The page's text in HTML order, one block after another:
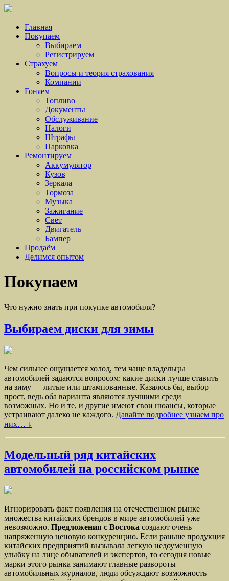
Главная
Покупаем
Выбираем
Регистрируем
Страхуем
Вопросы и теория страхования
Компании
Гоняем
Топливо
Документы
Обслуживание
Налоги
Штрафы
Парковка
Ремонтируем
Аккумулятор
Кузов
Зеркала
Тормоза
Музыка
Зажигание
Свет
Двигатель
Бампер
Продаём
Делимся опытом
Покупаем
Что нужно знать при покупке автомобиля?
Выбираем диски для зимы
Чем сильнее ощущается холод, тем чаще владельцы
автомобилей задаются вопросом: какие диски лучше ставить
на зиму — литые или штампованные. Казалось бы, выбор
прост, ведь оба варианта являются лучшими среди
возможных. Но и те, и другие имеют свои нюансы, которые
устраивают далеко не каждого. Давайте подробнее узнаем про
них… ↓
Модельный ряд китайских
автомобилей на российском рынке
Игнорировать факт появления на отечественном рынке
множества китайских брендов в мире автомобилей уже
невозможно. Предложения с Востока создают очень
напряженную ценовую конкуренцию. Если раньше продукция
китайских предприятий вызывала легкую недоуменную
улыбку на лице обывателей и экспертов, то сегодня новые
марки этого рынка занимают главные развороты
автомобильных журналов, люди обсуждают возможность